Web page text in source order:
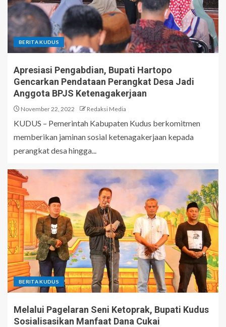
BERITA KUDUS
Apresiasi Pengabdian, Bupati Hartopo
Gencarkan Pendataan Perangkat Desa Jadi
Anggota BPJS Ketenagakerjaan
November 22, 2022 Redaksi Media
KUDUS – Pemerintah Kabupaten Kudus berkomitmen
memberikan jaminan sosial ketenagakerjaan kepada
perangkat desa hingga...
BERITA KUDUS
Melalui Pagelaran Seni Ketoprak, Bupati Kudus
Sosialisasikan Manfaat Dana Cukai